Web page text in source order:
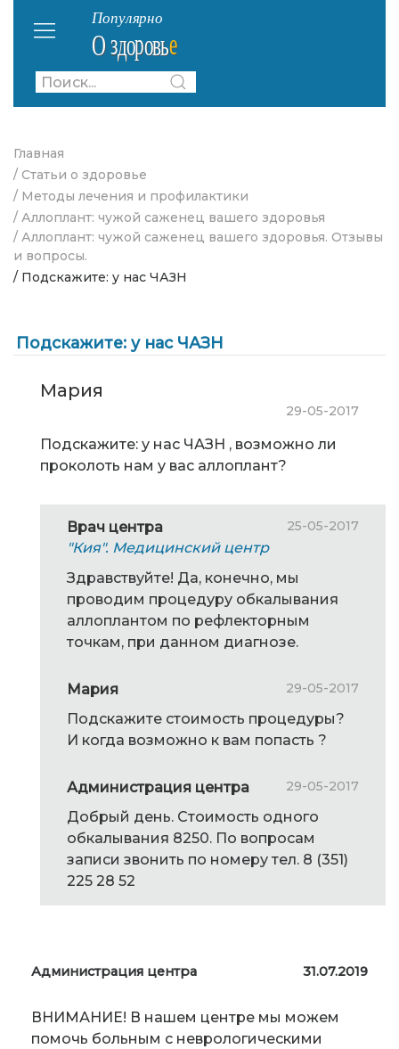
Главная
/ Статьи о здоровье
/ Методы лечения и профилактики
/ Аллоплант: чужой саженец вашего здоровья
/ Аллоплант: чужой саженец вашего здоровья. Отзывы
и вопросы.
/ Подскажите: у нас ЧАЗН
Подскажите: у нас ЧАЗН
Мария
29-05-2017
Подскажите: у нас ЧАЗН , возможно ли
проколоть нам у вас аллоплант?
Врач центра 25-05-2017
"Кия". Медицинский центр
Здравствуйте! Да, конечно, мы
проводим процедуру обкалывания
аллоплантом по рефлекторным
точкам, при данном диагнозе.
Мария 29-05-2017
Подскажите стоимость процедуры?
И когда возможно к вам попасть ?
Администрация центра 29-05-2017
Добрый день. Стоимость одного
обкалывания 8250. По вопросам
записи звонить по номеру тел. 8 (351)
225 28 52
Администрация центра 31.07.2019
ВНИМАНИЕ! В нашем центре мы можем
помочь больным с неврологическими